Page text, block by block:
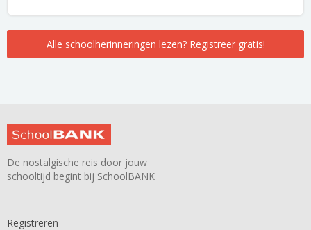
Alle schoolherinneringen lezen? Registreer gratis!
De nostalgische reis door jouw
schooltijd begint bij SchoolBANK
Registreren